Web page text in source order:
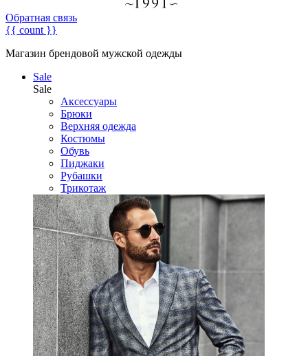
Обратная связь
{{ count }}
Магазин брендовой мужской одежды
Sale
Sale
Аксессуары
Брюки
Верхняя одежда
Костюмы
Обувь
Пиджаки
Рубашки
Трикотаж